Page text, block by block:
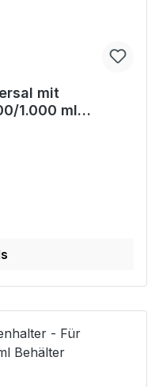
mit
1.000 ml